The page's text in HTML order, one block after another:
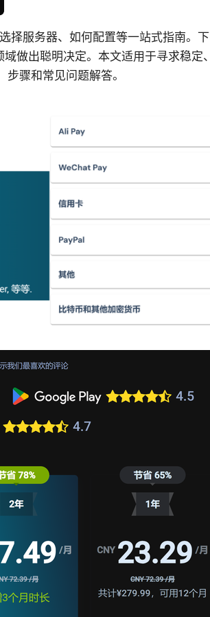
择服务器、如何配置等一站式指南。
做出聪明决定。本文适用于寻求稳定
骤和常见问题解答。